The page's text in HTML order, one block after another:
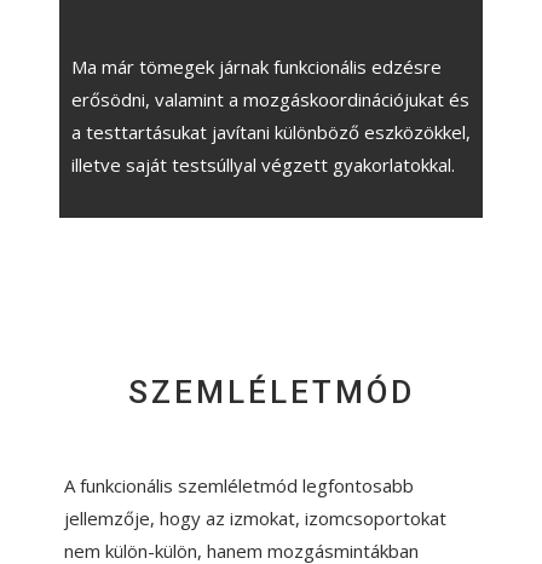
Ma már tömegek járnak funkcionális edzésre
erősödni, valamint a mozgáskoordinációjukat és
a testtartásukat javítani különböző eszközökkel,
illetve saját testsúllyal végzett gyakorlatokkal.
SZEMLÉLETMÓD
A funkcionális szemléletmód legfontosabb
jellemzője, hogy az izmokat, izomcsoportokat
nem külön-külön, hanem mozgásmintákban